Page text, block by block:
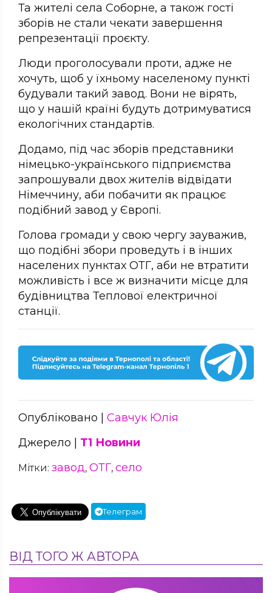
Та жителі села Соборне, а також гості
зборів не стали чекати завершення
репрезентації проєкту.
Люди проголосували проти, адже не
хочуть, щоб у їхньому населеному пункті
будували такий завод. Вони не вірять,
що у нашій країні будуть дотримуватися
екологічних стандартів.
Додамо, під час зборів представники
німецько-українського підприємства
запрошували двох жителів відвідати
Німеччину, аби побачити як працює
подібний завод у Європі.
Голова громади у свою чергу зауважив,
що подібні збори проведуть і в інших
населених пунктах ОТГ, аби не втратити
можливість і все ж визначити місце для
будівництва Теплової електричної
станції.
Опубліковано | Савчук Юлія
Джерело | Т1 Новини
Мітки: завод, ОТГ, село
Телеграм
ВІД ТОГО Ж АВТОРА